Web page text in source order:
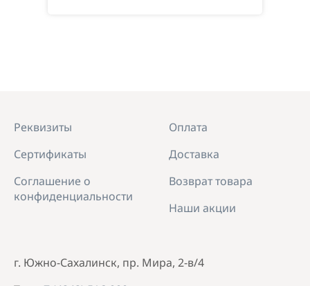
г. Южно-Сахалинск, пр. Мира, 2-в/4
Реквизиты
Сертификаты
Соглашение о
конфиденциальности
Оплата
Доставка
Возврат товара
Наши акции